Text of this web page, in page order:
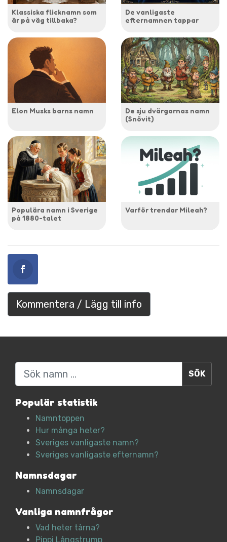
Klassiska flicknamn som
är på väg tillbaka?
De vanligaste
efternamnen tappar
Elon Musks barns namn
De sju dvärgarnas namn
(Snövit)
Populära namn i Sverige
på 1880-talet
Varför trendar Mileah?
Kommentera / Lägg till info
Sök
Populär statistik
Namntoppen
Hur många heter?
Sveriges vanligaste namn?
Sveriges vanligaste efternamn?
Namnsdagar
Namnsdagar
Vanliga namnfrågor
Vad heter tårna?
Pippi Långstrump